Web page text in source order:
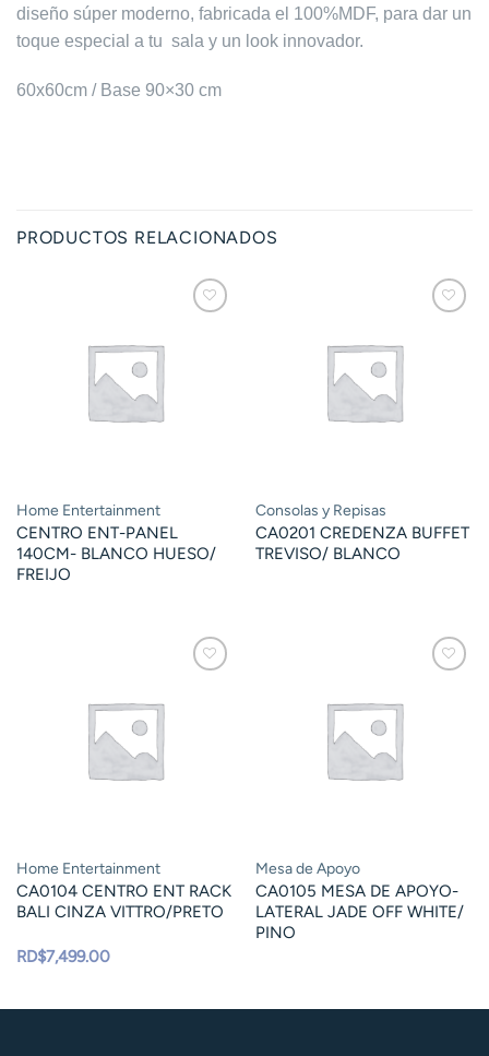
diseño súper moderno, fabricada el 100%MDF, para dar un
toque especial a tu sala y un look innovador.
60x60cm / Base 90×30 cm
PRODUCTOS RELACIONADOS
Home Entertainment
CENTRO ENT-PANEL
140CM- BLANCO HUESO/
FREIJO
Consolas y Repisas
CA0201 CREDENZA BUFFET
TREVISO/ BLANCO
Home Entertainment
CA0104 CENTRO ENT RACK
BALI CINZA VITTRO/PRETO
RD$7,499.00
Mesa de Apoyo
CA0105 MESA DE APOYO-
LATERAL JADE OFF WHITE/
PINO